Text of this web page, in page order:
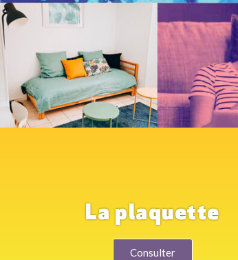
La plaquette
Consulter